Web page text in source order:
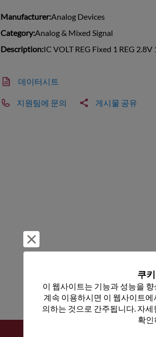
Manufacturer:Analog Devices
Category:Analog & Mixed Signal
Description:IC VOLT REG Fixed 1 REG
데이터시트
지원팀에 문의 게시물 공유
쿠
이 웹사이트는 기능과 성능을
계속 이용하시면 이 웹사이트
의하는 것으로 간주됩니다. 자세
확인